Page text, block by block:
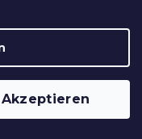
Akzeptieren